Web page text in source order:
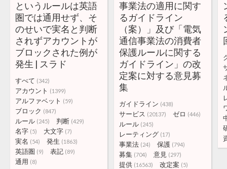
というルールは英語
圏では通用せず、そ
のせいで実名と判断
されずアカウントが
ブロックされた例が
発生 | スラド
すべて (342)
アカウント (1399)
アルファベット (59)
ブロック (847)
ルール (245) 判断 (429)
名字 (5) 大文字 (7)
実名 (54) 発生 (1863)
英語圏 (9) 表記 (89)
通用 (8)
事業法の適用に関す
るガイドライン
（案）」及び「電気
通信事業法の消費者
保護ルールに関する
ガイドライン」の改
定案に対する意見募
集
ガイドライン (438)
サービス (20137) ゼロ (446)
ルール (245)
レーティング (17)
事業法 (24) 保護 (794)
募集 (704) 意見 (297)
提供 (16563) 改定案 (5)